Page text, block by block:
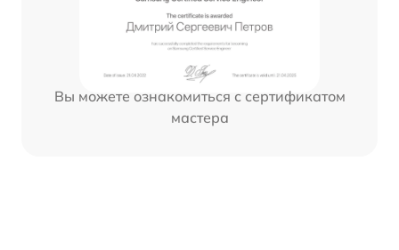
Вы можете ознакомиться с сертификатом
мастера